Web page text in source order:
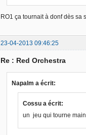
RO1 ça tournait à donf dès sa
23-04-2013 09:46:25
Re : Red Orchestra
Napalm a écrit:
Cossu a écrit:
un jeu qui tourne